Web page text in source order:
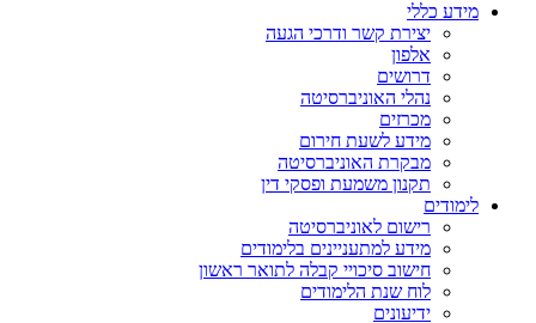
מידע כללי
יצירת קשר ודרכי הגעה
אלפון
דרושים
נהלי האוניברסיטה
מכרזים
מידע לשעת חירום
מבקרת האוניברסיטה
תקנון משמעת ופסקי דין
לימודים
רישום לאוניברסיטה
מידע למתעניינים בלימודים
חישוב סיכויי קבלה לתואר ראשון
לוח שנת הלימודים
ידיעונים